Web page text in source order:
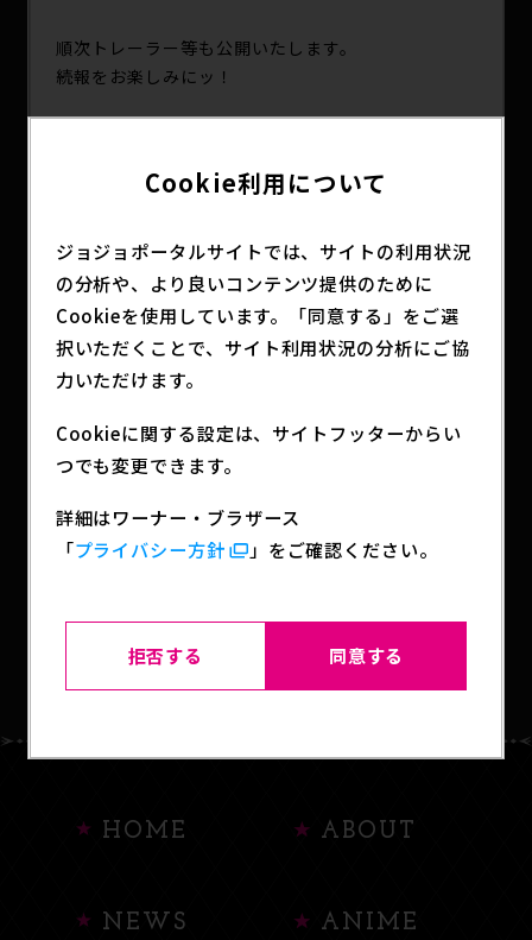
順次トレーラー等も公開いたします。
続報をお楽しみにッ！
BACK TO LIST
HOME ABOUT
NEWS ANIME
Cookie利用について
ジョジョポータルサイトでは、サイトの利用状況
の分析や、より良いコンテンツ提供のために
Cookieを使用しています。「同意する」をご選
択いただくことで、サイト利用状況の分析にご協
力いただけます。
Cookieに関する設定は、サイトフッターからい
つでも変更できます。
詳細はワーナー・ブラザース
「プライバシー方針 」をご確認ください。
拒否する 同意する